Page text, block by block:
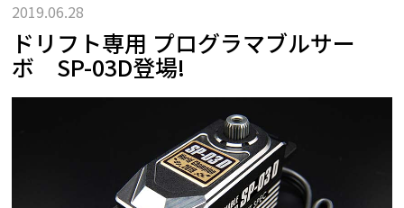
2019.06.28
ドリフト専用 プログラマブルサー
ボ SP-03D登場!